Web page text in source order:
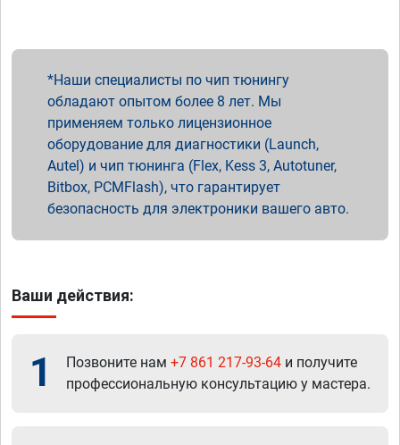
Наши специалисты по чип тюнингу
обладают опытом более 8 лет. Мы
применяем только лицензионное
оборудование для диагностики (Launch,
Autel) и чип тюнинга (Flex, Kess 3, Autotuner,
Bitbox, PCMFlash), что гарантирует
безопасность для электроники вашего авто.
Ваши действия:
1 Позвоните нам +7 861 217-93-64 и получите
профессиональную консультацию у мастера.